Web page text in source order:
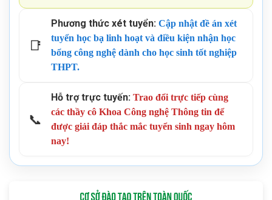
📑
Phương thức xét tuyển: Cập nhật đề án xét
tuyển học bạ linh hoạt và điều kiện nhận học
bổng công nghệ dành cho học sinh tốt nghiệp
THPT.
📞
Hỗ trợ trực tuyến: Trao đổi trực tiếp cùng
các thầy cô Khoa Công nghệ Thông tin để
được giải đáp thắc mắc tuyển sinh ngay hôm
nay!